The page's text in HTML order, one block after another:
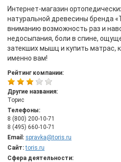
Интернет-магазин
натуральной древесины бренда
вниманию возможность раз и
недосыпания, боли в спине,
затекших мышц и купить матрас,
именно вам!
Рейтинг компании:
Другие названия:
Торис
Телефоны:
8 (800) 200-10-71
8 (495) 660-10-71
Email: spravka@toris.ru
Сайт: toris.ru
Сфера деятельности: